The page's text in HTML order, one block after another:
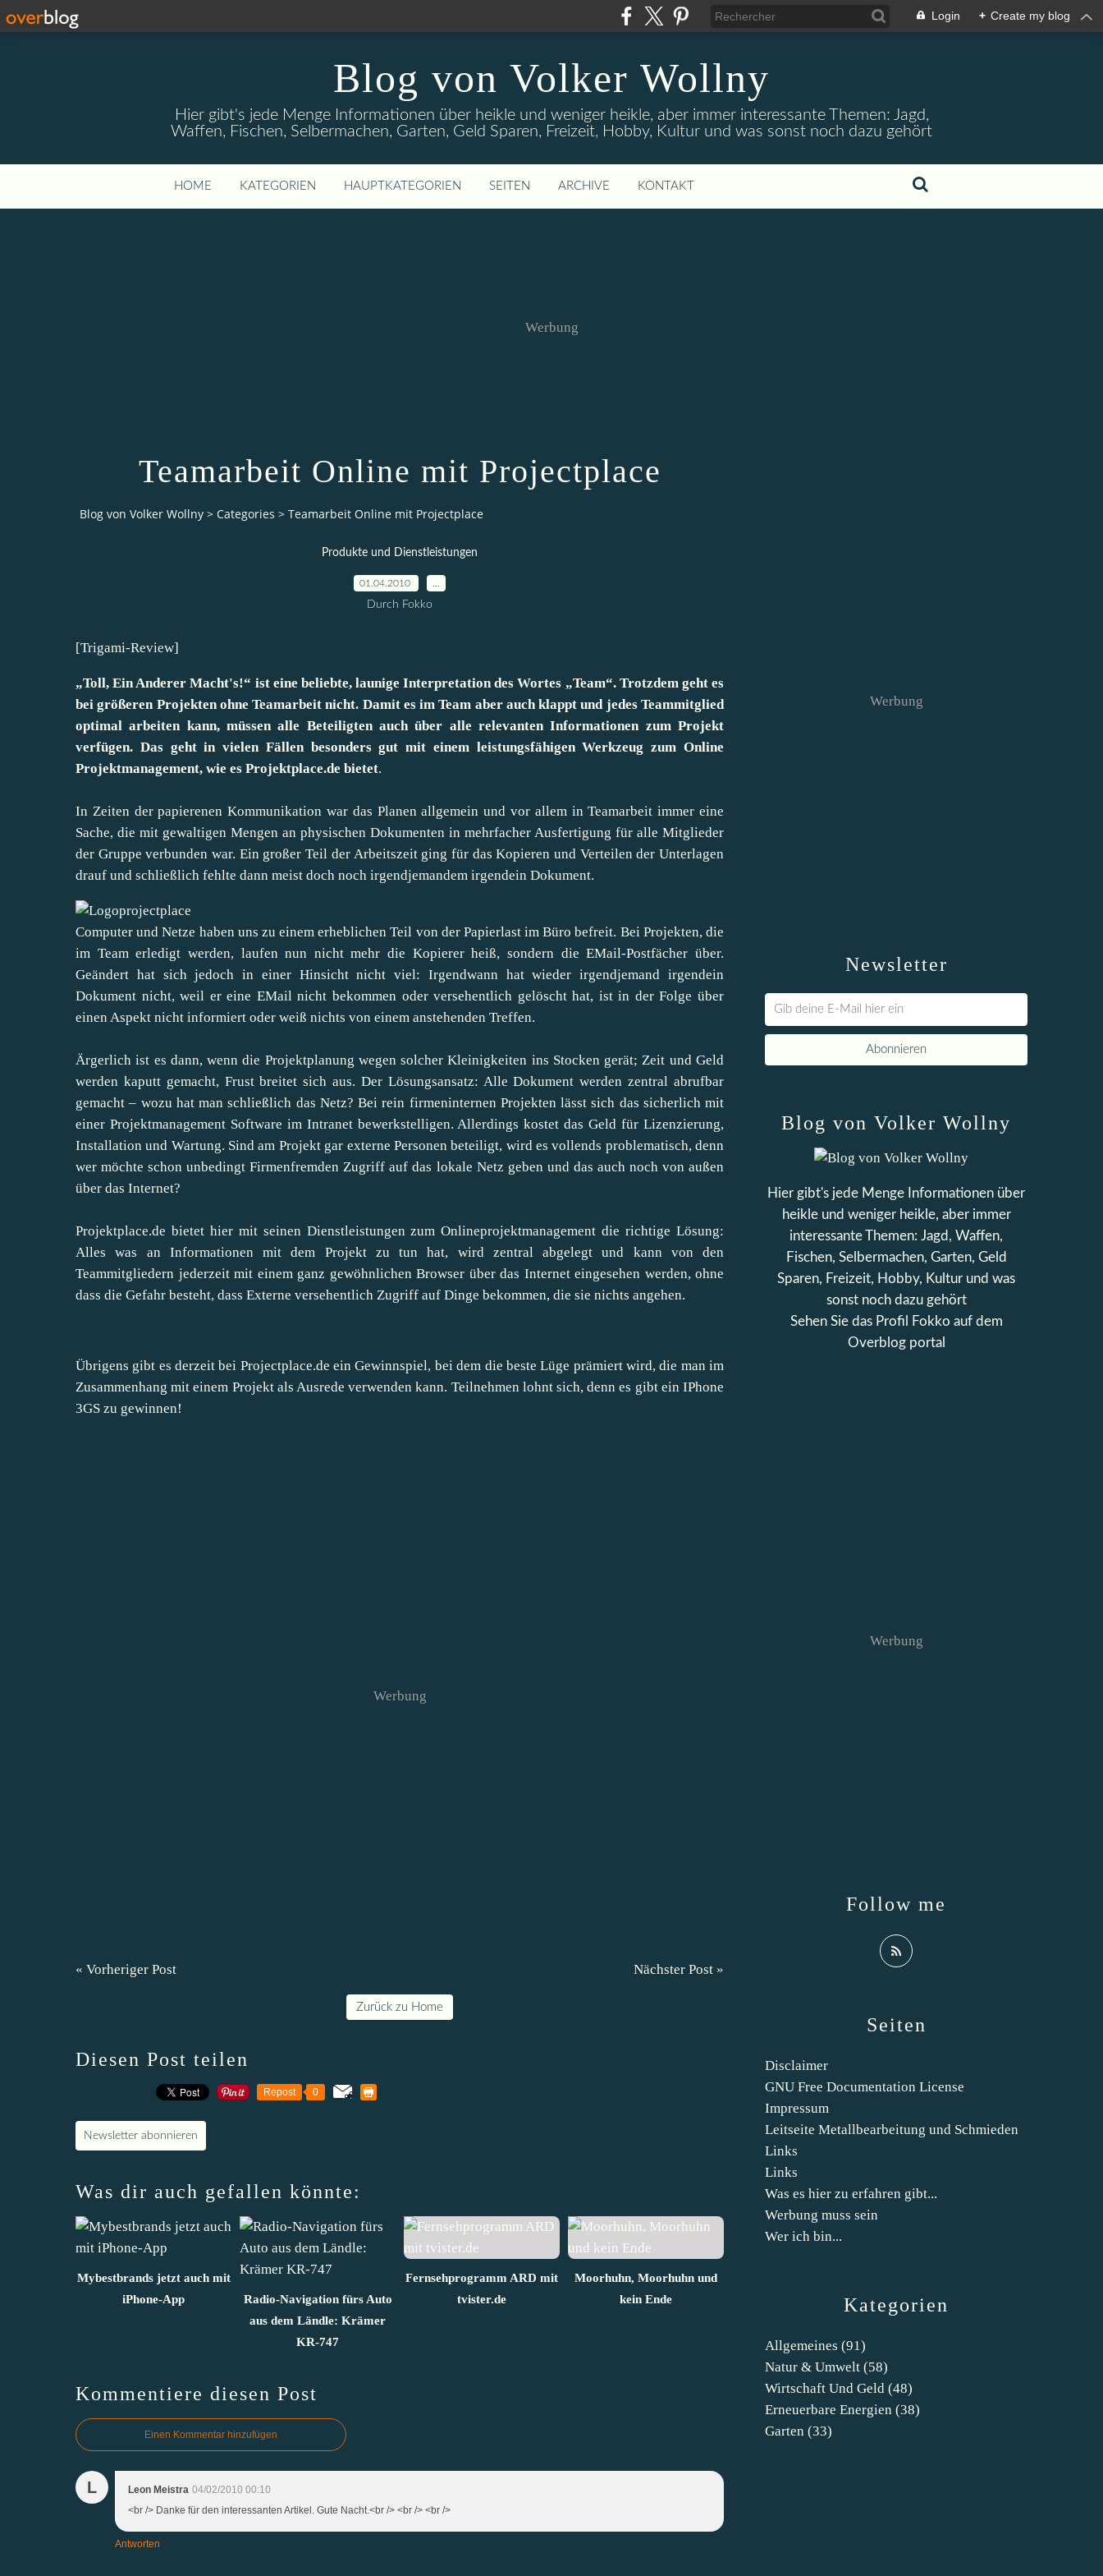
Login + Create my blog
Blog von Volker Wollny
Hier gibt's jede Menge Informationen über heikle und weniger heikle, aber immer interessante Themen: Jagd,
Waffen, Fischen, Selbermachen, Garten, Geld Sparen, Freizeit, Hobby, Kultur und was sonst noch dazu gehört
HOME KATEGORIEN HAUPTKATEGORIEN SEITEN ARCHIVE KONTAKT
Werbung
Teamarbeit Online mit Projectplace
Blog von Volker Wollny > Categories > Teamarbeit Online mit Projectplace
Produkte und Dienstleistungen
01.04.2010
Durch Fokko
[Trigami-Review]
„Toll, Ein Anderer Macht's!“ ist eine beliebte, launige Interpretation des Wortes „Team“. Trotzdem geht es
bei größeren Projekten ohne Teamarbeit nicht. Damit es im Team aber auch klappt und jedes Teammitglied
optimal arbeiten kann, müssen alle Beteiligten auch über alle relevanten Informationen zum Projekt
verfügen. Das geht in vielen Fällen besonders gut mit einem leistungsfähigen Werkzeug zum Online
Projektmanagement, wie es Projektplace.de bietet.
In Zeiten der papierenen Kommunikation war das Planen allgemein und vor allem in Teamarbeit immer eine
Sache, die mit gewaltigen Mengen an physischen Dokumenten in mehrfacher Ausfertigung für alle Mitglieder
der Gruppe verbunden war. Ein großer Teil der Arbeitszeit ging für das Kopieren und Verteilen der Unterlagen
drauf und schließlich fehlte dann meist doch noch irgendjemandem irgendein Dokument.
Computer und Netze haben uns zu einem erheblichen Teil von der Papierlast im Büro befreit. Bei Projekten, die
im Team erledigt werden, laufen nun nicht mehr die Kopierer heiß, sondern die EMail-Postfächer über.
Geändert hat sich jedoch in einer Hinsicht nicht viel: Irgendwann hat wieder irgendjemand irgendein
Dokument nicht, weil er eine EMail nicht bekommen oder versehentlich gelöscht hat, ist in der Folge über
einen Aspekt nicht informiert oder weiß nichts von einem anstehenden Treffen.
Ärgerlich ist es dann, wenn die Projektplanung wegen solcher Kleinigkeiten ins Stocken gerät; Zeit und Geld
werden kaputt gemacht, Frust breitet sich aus. Der Lösungsansatz: Alle Dokument werden zentral abrufbar
gemacht – wozu hat man schließlich das Netz? Bei rein firmeninternen Projekten lässt sich das sicherlich mit
einer Projektmanagement Software im Intranet bewerkstelligen. Allerdings kostet das Geld für Lizenzierung,
Installation und Wartung. Sind am Projekt gar externe Personen beteiligt, wird es vollends problematisch, denn
wer möchte schon unbedingt Firmenfremden Zugriff auf das lokale Netz geben und das auch noch von außen
über das Internet?
Projektplace.de bietet hier mit seinen Dienstleistungen zum Onlineprojektmanagement die richtige Lösung:
Alles was an Informationen mit dem Projekt zu tun hat, wird zentral abgelegt und kann von den
Teammitgliedern jederzeit mit einem ganz gewöhnlichen Browser über das Internet eingesehen werden, ohne
dass die Gefahr besteht, dass Externe versehentlich Zugriff auf Dinge bekommen, die sie nichts angehen.
Übrigens gibt es derzeit bei Projectplace.de einGewinnspiel, bei dem die beste Lüge prämiert wird, die man im
Zusammenhang mit einem Projekt als Ausrede verwenden kann. Teilnehmen lohnt sich, denn es gibt ein IPhone
3GS zu gewinnen!
Werbung
« Vorheriger Post Nächster Post »
Zurück zu Home
Diesen Post teilen
Repost 0
Newsletter abonnieren
Was dir auch gefallen könnte:
Mybestbrands jetzt auch mit
iPhone-App
Radio-Navigation fürs Auto
aus dem Ländle: Krämer
KR-747
Fernsehprogramm ARD mit
tvister.de
Moorhuhn, Moorhuhn und
kein Ende
Kommentiere diesen Post
Einen Kommentar hinzufügen
L Leon Meistra 04/02/2010 00:10
<br /> Danke für den interessanten Artikel. Gute Nacht.<br /> <br /> <br />
Antworten
Newsletter
Werbung
Kategorien
Allgemeines (91)
Natur & Umwelt (58)
Wirtschaft Und Geld (48)
Erneuerbare Energien (38)
Garten (33)
Seiten
Disclaimer
GNU Free Documentation License
Impressum
Leitseite Metallbearbeitung und Schmieden
Links
Links
Was es hier zu erfahren gibt...
Werbung muss sein
Wer ich bin...
Blog von Volker Wollny
Hier gibt's jede Menge Informationen über
heikle und weniger heikle, aber immer
interessante Themen: Jagd, Waffen,
Fischen, Selbermachen, Garten, Geld
Sparen, Freizeit, Hobby, Kultur und was
sonst noch dazu gehört
Sehen Sie das Profil
Fokko auf dem
Overblog portal
Follow me
Werbung